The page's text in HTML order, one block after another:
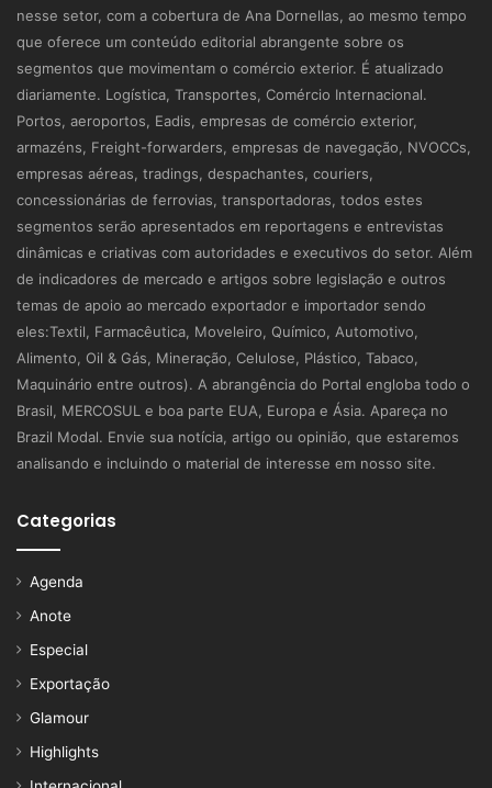
nesse setor, com a cobertura de Ana Dornellas, ao mesmo tempo
que oferece um conteúdo editorial abrangente sobre os
segmentos que movimentam o comércio exterior. É atualizado
diariamente. Logística, Transportes, Comércio Internacional.
Portos, aeroportos, Eadis, empresas de comércio exterior,
armazéns, Freight-forwarders, empresas de navegação, NVOCCs,
empresas aéreas, tradings, despachantes, couriers,
concessionárias de ferrovias, transportadoras, todos estes
segmentos serão apresentados em reportagens e entrevistas
dinâmicas e criativas com autoridades e executivos do setor. Além
de indicadores de mercado e artigos sobre legislação e outros
temas de apoio ao mercado exportador e importador sendo
eles:Textil, Farmacêutica, Moveleiro, Químico, Automotivo,
Alimento, Oil & Gás, Mineração, Celulose, Plástico, Tabaco,
Maquinário entre outros). A abrangência do Portal engloba todo o
Brasil, MERCOSUL e boa parte EUA, Europa e Ásia. Apareça no
Brazil Modal. Envie sua notícia, artigo ou opinião, que estaremos
analisando e incluindo o material de interesse em nosso site.
Categorias
Agenda
Anote
Especial
Exportação
Glamour
Highlights